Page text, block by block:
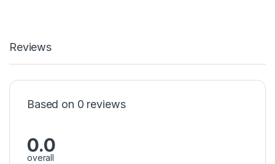
Reviews
Based on 0 reviews
0.0
overall